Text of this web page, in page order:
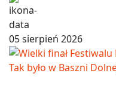
05 sierpień 2026